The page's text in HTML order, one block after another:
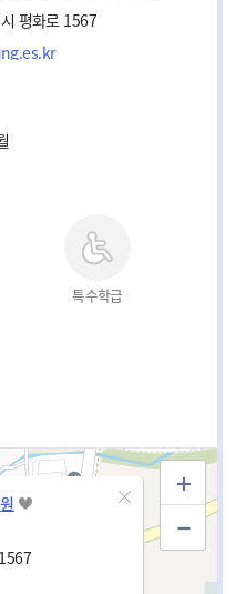
평화로 1567
특수학급